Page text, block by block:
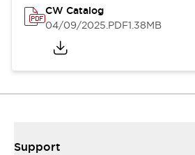
CW Catalog
04/09/2025.PDF1.38MB
Support